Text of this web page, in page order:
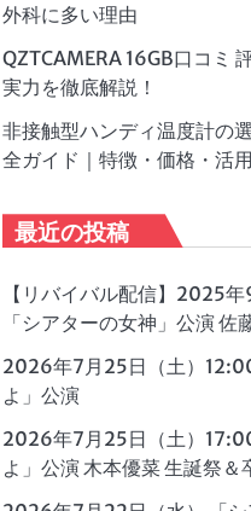
外科に多い理由
QZTCAMERA 16GB口コミ
実力を徹底解説！
非接触型ハンディ温度計の
全ガイド｜特徴・価格・活
最近の投稿
【リバイバル配信】2025
「シアターの女神」公演 佐
2026年7月25日（土）
よ」公演
2026年7月25日（土）
よ」公演 木本優菜 生誕祭＆